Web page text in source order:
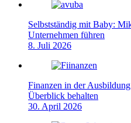
Selbstständig mit Baby:
Unternehmen führen
8. Juli 2026
Finanzen in der
Überblick behalten
30. April 2026